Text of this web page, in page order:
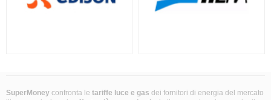
SuperMoney confronta le tariffe luce e gas dei fornitori di energia del mercato